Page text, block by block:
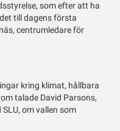
som efter att ha
till dagens första
centrumledare för
kring klimat, hållbara
talade David Parsons,
om vallen som